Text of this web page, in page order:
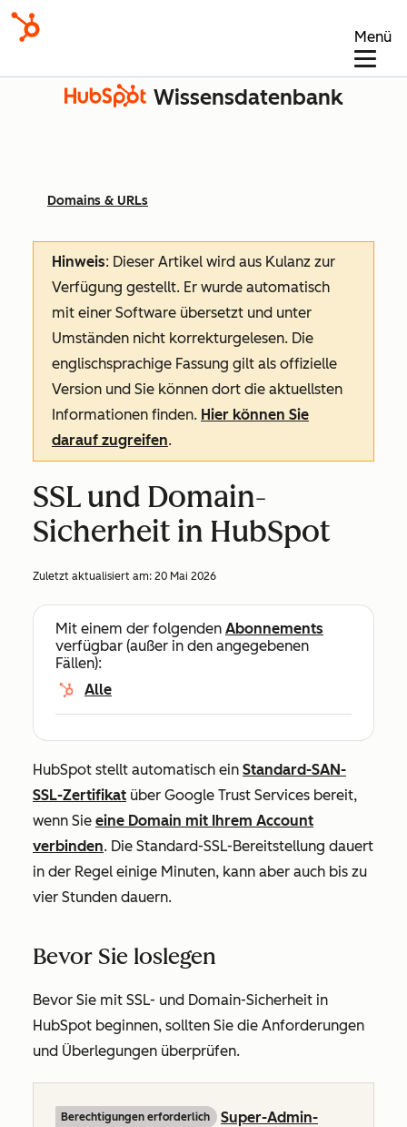
Menü
Wissensdatenbank
Domains & URLs
Hinweis: Dieser Artikel wird aus Kulanz zur
Verfügung gestellt. Er wurde automatisch
mit einer Software übersetzt und unter
Umständen nicht korrekturgelesen. Die
englischsprachige Fassung gilt als offizielle
Version und Sie können dort die aktuellsten
Informationen finden. Hier können Sie
darauf zugreifen.
SSL und Domain-
Sicherheit in HubSpot
Zuletzt aktualisiert am: 20 Mai 2026
Mit einem der folgenden Abonnements
verfügbar (außer in den angegebenen
Fällen):
Alle
HubSpot stellt automatisch ein Standard-SAN-
SSL-Zertifikat über Google Trust Services bereit,
wenn Sie eine Domain mit Ihrem Account
verbinden. Die Standard-SSL-Bereitstellung dauert
in der Regel einige Minuten, kann aber auch bis zu
vier Stunden dauern.
Bevor Sie loslegen
Bevor Sie mit SSL- und Domain-Sicherheit in
HubSpot beginnen, sollten Sie die Anforderungen
und Überlegungen überprüfen.
Berechtigungen erforderlich
Super-Admin-